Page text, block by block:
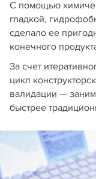
C помощью
гладкой,
сделало ее
конечного
За счет
цикл
валидации —
быстрее